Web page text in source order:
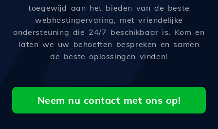
toegewijd aan het bieden van de beste
webhostingervaring, met vriendelijke
ondersteuning die 24/7 beschikbaar is. Kom en
laten we uw behoeften bespreken en samen
de beste oplossingen vinden!
Neem nu contact met ons op!